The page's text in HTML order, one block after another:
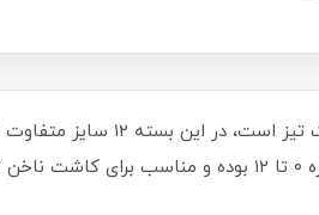
این محصول تیپ ژل ساخت کمپانی سالن شامل ۲۴۰ عدد تیپ مخصوص کاشت ناخن با تیپ ژل (ژلیکس) با
ژل قرار گرفته است تا با صدف های ناخن با سایز های مختلف کاملا مطابقت داشته باشد. سایزهای این تیپ از شماره ۰ تا ۱۲ بوده و